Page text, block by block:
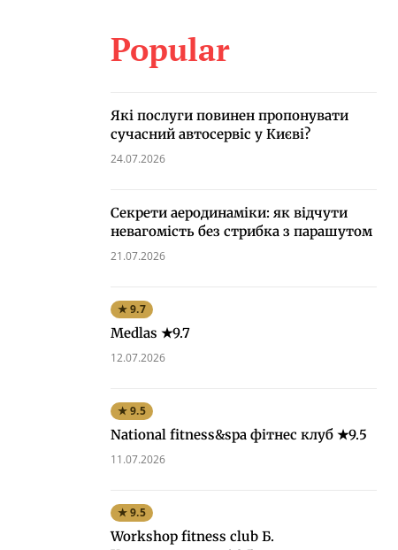
Popular
Які послуги повинен пропонувати
сучасний автосервіс у Києві?
24.07.2026
Секрети аеродинаміки: як відчути
невагомість без стрибка з парашутом
21.07.2026
★ 9.7
Medlas ★9.7
12.07.2026
★ 9.5
National fitness&spa фітнес клуб ★9.5
11.07.2026
★ 9.5
Workshop fitness club Б.